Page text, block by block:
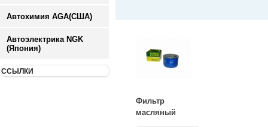
Автохимия AGA(США)
Автоэлектрика NGK
(Япония)
ССЫЛКИ
Фильтр
масляный